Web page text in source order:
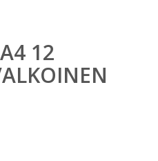
12